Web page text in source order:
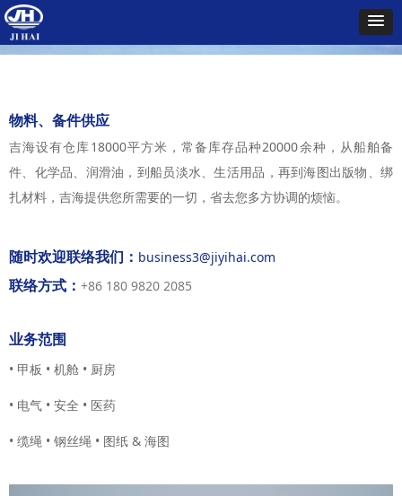
ꂃ ꁹ
物料、备件供应
吉海设有仓库18000平方米，常备库存品种20000余种，从船舶备
件、化学品、润滑油，到船员淡水、生活用品，再到海图出版物、绑
扎材料，吉海提供您所需要的一切，省去您多方协调的烦恼。
随时欢迎联络我们： business3@jiyihai.com
联络方式： +86 180 9820 2085
业务范围
• 甲板 • 机舱 • 厨房
• 电气 • 安全 • 医药
• 缆绳 • 钢丝绳 • 图纸 & 海图